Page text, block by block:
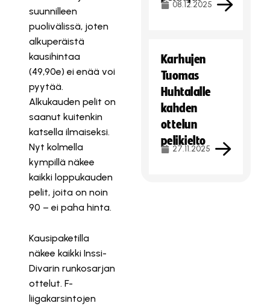
suunnilleen
puolivälissä, joten
alkuperäistä
kausihintaa
(49,90e) ei enää voi
pyytää.
Alkukauden pelit on
saanut kuitenkin
katsella ilmaiseksi.
Nyt kolmella
kympillä näkee
kaikki loppukauden
pelit, joita on noin
90 – ei paha hinta.
Kausipaketilla
näkee kaikki Inssi-
Divarin runkosarjan
ottelut. F-
liigakarsintojen
08.12.2025
Karhujen
Tuomas
Huhtalalle
kahden
ottelun
pelikielto
27.11.2025